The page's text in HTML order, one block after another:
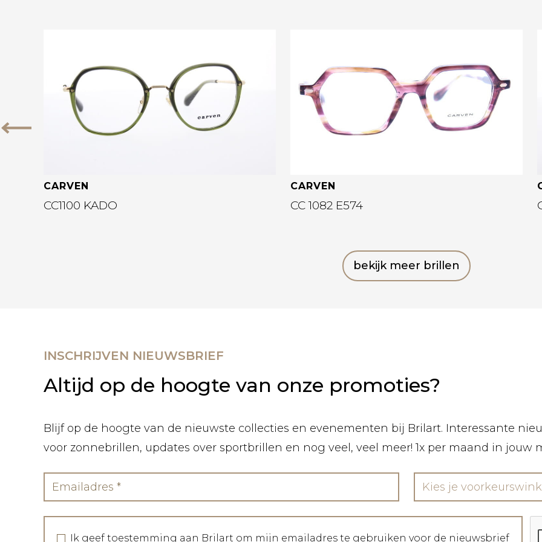
Vorige
CARVEN
CC1100 KADO
CARVEN
CC 1082 E574
bekijk meer brillen
INSCHRIJVEN NIEUWSBRIEF
Altijd op de hoogte van onze promoties?
Blijf op de hoogte van de nieuwste collecties en evenementen bij Brilart. Interessante
voor zonnebrillen, updates over sportbrillen en nog veel, veel meer! 1x per maand in jouw
Kies je
Ik geef toestemming aan Brilart om mijn emailadres te gebruiken voor de nieuwsbrief